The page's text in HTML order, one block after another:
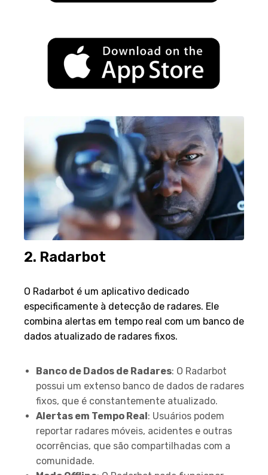
2. Radarbot
O Radarbot é um aplicativo dedicado
especificamente à detecção de radares. Ele
combina alertas em tempo real com um banco de
dados atualizado de radares fixos.
Banco de Dados de Radares: O Radarbot
possui um extenso banco de dados de radares
fixos, que é constantemente atualizado.
Alertas em Tempo Real: Usuários podem
reportar radares móveis, acidentes e outras
ocorrências, que são compartilhadas com a
comunidade.